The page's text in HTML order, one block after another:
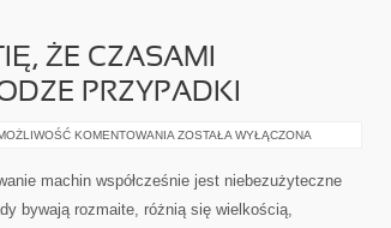
ŻE CZASAMI
PRZYPADKI
KOMENTOWANIA ZDAJĄC
ŻE
CZASAMI
SIĘ
ZOSTAŁA WYŁĄCZONA
machin współcześnie jest niebezużyteczne
bywają rozmaite, różnią się wielkością,